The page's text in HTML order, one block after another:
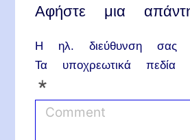
Αφήστε μια
Η ηλ. διεύθυνση σας
Τα υποχρεωτικά πεδία
*